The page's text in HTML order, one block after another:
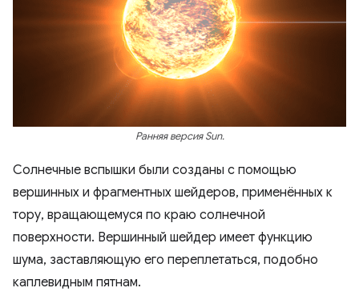
Ранняя версия Sun.
Солнечные вспышки были созданы с помощью
вершинных и фрагментных шейдеров, применённых к
тору, вращающемуся по краю солнечной
поверхности. Вершинный шейдер имеет функцию
шума, заставляющую его переплетаться, подобно
каплевидным пятнам.